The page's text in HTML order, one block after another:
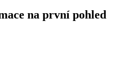
na první pohled